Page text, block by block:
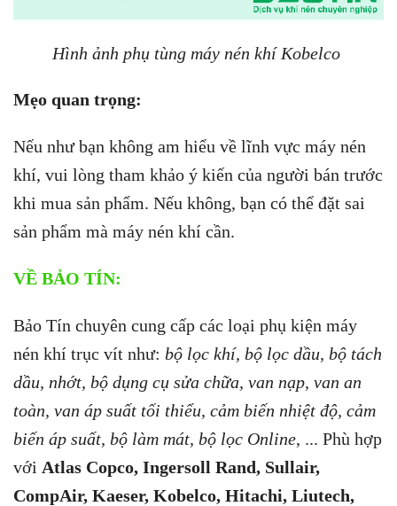
Hình ảnh phụ tùng máy nén khí Kobelco
Mẹo quan trọng:
Nếu như bạn không am hiểu về lĩnh vực máy nén
khí, vui lòng tham khảo ý kiến của người bán trước
khi mua sản phẩm. Nếu không, bạn có thể đặt sai
sản phẩm mà máy nén khí cần.
VỀ BẢO TÍN:
Bảo Tín chuyên cung cấp các loại phụ kiện máy
nén khí trục vít như: bộ lọc khí, bộ lọc dầu, bộ tách
dầu, nhớt, bộ dụng cụ sửa chữa, van nạp, van an
toàn, van áp suất tối thiểu, cảm biến nhiệt độ, cảm
biến áp suất, bộ làm mát, bộ lọc Online, ... Phù hợp
với Atlas Copco, Ingersoll Rand, Sullair,
CompAir, Kaeser, Kobelco, Hitachi, Liutech,